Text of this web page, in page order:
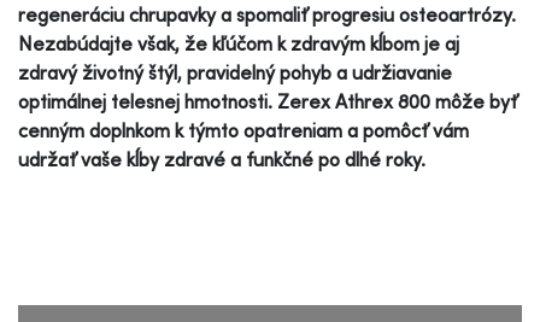
regeneráciu chrupavky a spomaliť progresiu osteoartrózy.
Nezabúdajte však, že kľúčom k zdravým kĺbom je aj
zdravý životný štýl, pravidelný pohyb a udržiavanie
optimálnej telesnej hmotnosti. Zerex Athrex 800 môže byť
cenným doplnkom k týmto opatreniam a pomôcť vám
udržať vaše kĺby zdravé a funkčné po dlhé roky.